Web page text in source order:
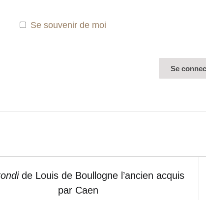
Se souvenir de moi
de Louis de Boullogne l’ancien acquis
par Caen